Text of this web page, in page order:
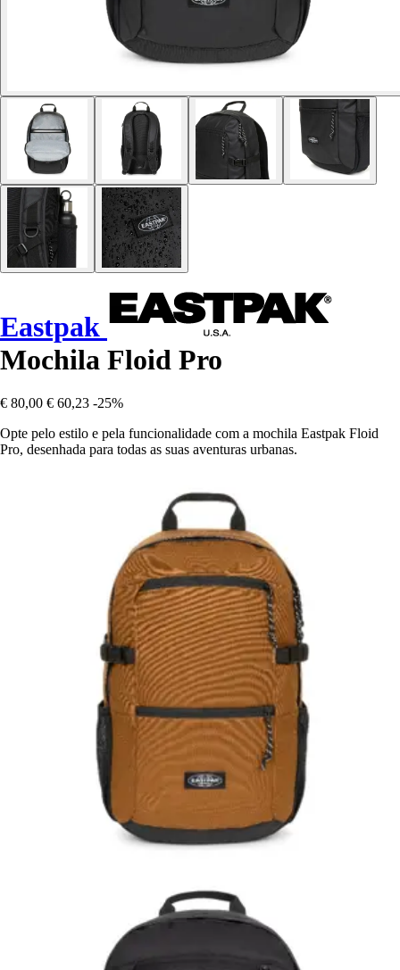
Eastpak
Mochila Floid Pro
€ 80,00 € 60,23 -25%
Opte pelo estilo e pela funcionalidade com a mochila Eastpak Floid
Pro, desenhada para todas as suas aventuras urbanas.